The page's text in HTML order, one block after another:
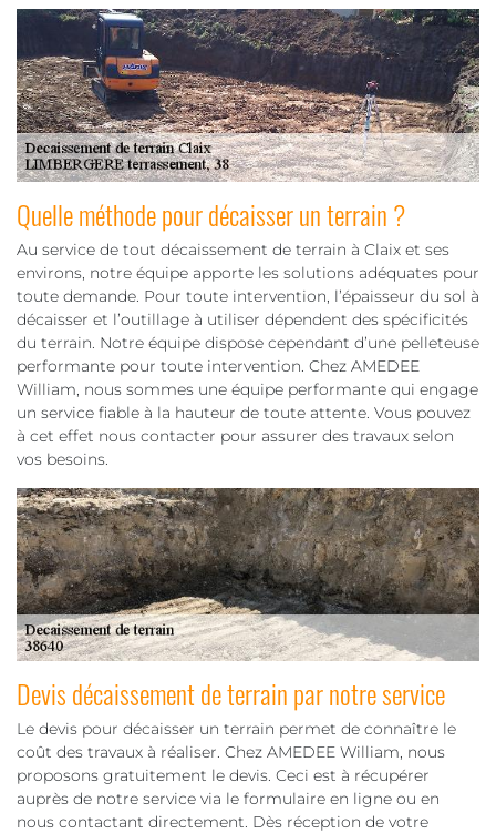
Quelle méthode pour décaisser un terrain ?
Au service de tout décaissement de terrain à Claix et ses
environs, notre équipe apporte les solutions adéquates pour
toute demande. Pour toute intervention, l’épaisseur du sol à
décaisser et l’outillage à utiliser dépendent des spécificités
du terrain. Notre équipe dispose cependant d’une pelleteuse
performante pour toute intervention. Chez AMEDEE
William, nous sommes une équipe performante qui engage
un service fiable à la hauteur de toute attente. Vous pouvez
à cet effet nous contacter pour assurer des travaux selon
vos besoins.
Devis décaissement de terrain par notre service
Le devis pour décaisser un terrain permet de connaître le
coût des travaux à réaliser. Chez AMEDEE William, nous
proposons gratuitement le devis. Ceci est à récupérer
auprès de notre service via le formulaire en ligne ou en
nous contactant directement. Dès réception de votre